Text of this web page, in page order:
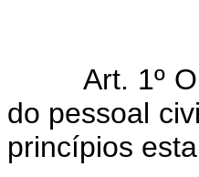
Art. 1º
do pessoal
princípios